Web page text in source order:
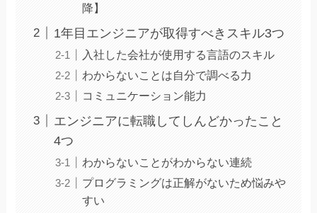
降】
1年目エンジニアが取得すべきスキル3つ
入社した会社が使用する言語のスキル
わからないことは自分で調べる力
コミュニケーション能力
エンジニアに転職してしんどかったこと
4つ
わからないことがわからない連続
プログラミングは正解がないため悩みや
すい